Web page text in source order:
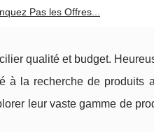
Pas les Offres...
qualité et budget.
la recherche de produits
leur vaste gamme de